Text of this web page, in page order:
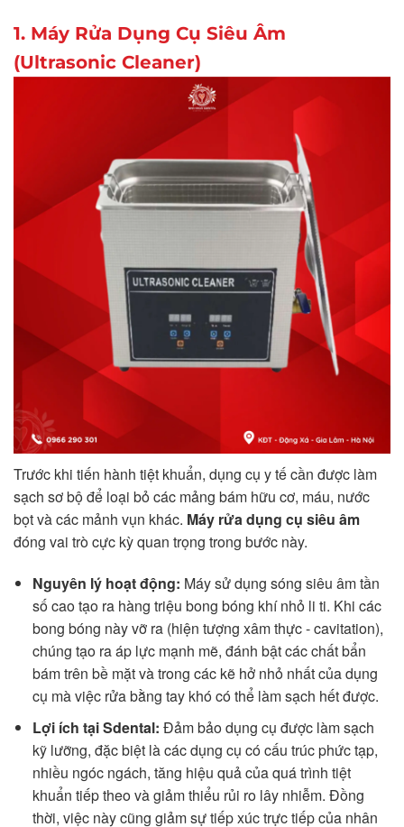
1. Máy Rửa Dụng Cụ Siêu Âm
(Ultrasonic Cleaner)
Trước khi tiến hành tiệt khuẩn, dụng cụ y tế cần được làm
sạch sơ bộ để loại bỏ các mảng bám hữu cơ, máu, nước
bọt và các mảnh vụn khác. Máy rửa dụng cụ siêu âm
đóng vai trò cực kỳ quan trọng trong bước này.
Nguyên lý hoạt động: Máy sử dụng sóng siêu âm tần
số cao tạo ra hàng triệu bong bóng khí nhỏ li ti. Khi các
bong bóng này vỡ ra (hiện tượng xâm thực - cavitation),
chúng tạo ra áp lực mạnh mẽ, đánh bật các chất bẩn
bám trên bề mặt và trong các kẽ hở nhỏ nhất của dụng
cụ mà việc rửa bằng tay khó có thể làm sạch hết được.
Lợi ích tại Sdental: Đảm bảo dụng cụ được làm sạch
kỹ lưỡng, đặc biệt là các dụng cụ có cấu trúc phức tạp,
nhiều ngóc ngách, tăng hiệu quả của quá trình tiệt
khuẩn tiếp theo và giảm thiểu rủi ro lây nhiễm. Đồng
thời, việc này cũng giảm sự tiếp xúc trực tiếp của nhân